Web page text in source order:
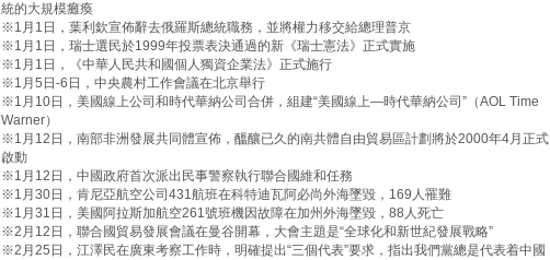
統的大規模癱瘓
※1月1日，葉利欽宣佈辭去俄羅斯總統職務，並將權力移交給總理普京
※1月1日，瑞士選民於1999年投票表決通過的新《瑞士憲法》正式實施
※1月1日，《中華人民共和國個人獨資企業法》正式施行
※1月5日-6日，中央農村工作會議在北京舉行
※1月10日，美國線上公司和時代華納公司合併，組建“美國線上—時代華納公司”（AOL Time
Warner）
※1月12日，南部非洲發展共同體宣佈，醞釀已久的南共體自由貿易區計劃將於2000年4月正式
啟動
※1月12日，中國政府首次派出民事警察執行聯合國維和任務
※1月30日，肯尼亞航空公司431航班在科特迪瓦阿必尚外海墜毀，169人罹難
※1月31日，美國阿拉斯加航空261號班機因故障在加州外海墜毀，88人死亡
※2月12日，聯合國貿易發展會議在曼谷開幕，大會主題是“全球化和新世紀發展戰略”
※2月25日，江澤民在廣東考察工作時，明確提出“三個代表”要求，指出我們黨總是代表着中國